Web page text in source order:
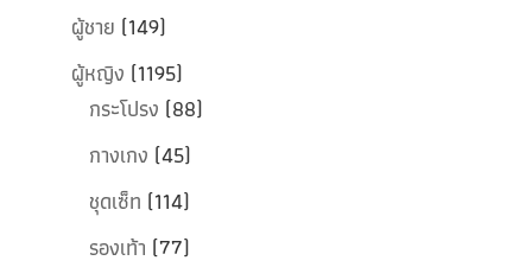
ผู้ชาย (149)
ผู้หญิง (1195)
กระโปรง (88)
กางเกง (45)
ชุดเซ็ท (114)
รองเท้า (77)